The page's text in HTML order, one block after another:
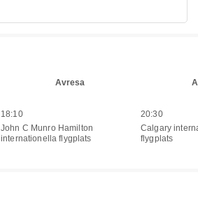
Avresa
18:10
John C Munro Hamilton
internationella flygplats
20:30
Calgary
flygplats